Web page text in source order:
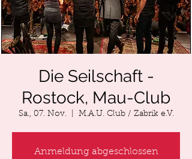
Die Seilschaft -
Rostock, Mau-Club
Sa., 07. Nov. M.A.U. Club / Zabrik e.V.
Anmeldung abgeschlossen